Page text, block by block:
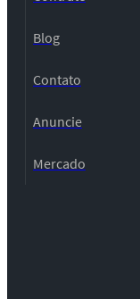
Blog
Contato
Anuncie
Mercado